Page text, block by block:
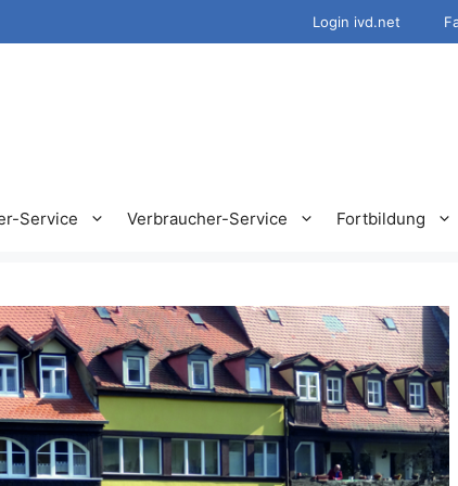
Login ivd.net
Service Verbraucher-Service Fortbildung